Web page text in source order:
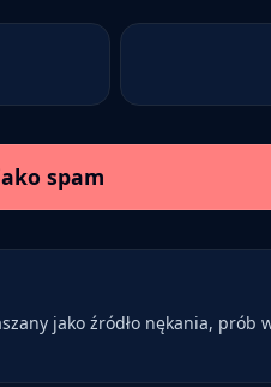
spam
jako źródło nękania,